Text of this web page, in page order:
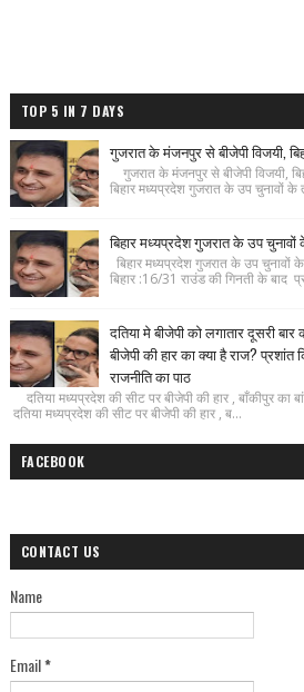
TOP 5 IN 7 DAYS
गुजरात के मंजनपुर से बीजेपी विजयी,
गुजरात के मंजनपुर से बीजेपी विजयी,
बिहार मध्यप्रदेश गुजरात के उप चुनावों
बिहार मध्यप्रदेश गुजरात के उप
बिहार मध्यप्रदेश गुजरात के उप चुनावों
बिहार :16/31 राउंड की गिनती के
दतिया मे बीजेपी को लगातार दूसरी
बीजेपी की हार का क्या है राज? प्रशांत
राजनीति का पाठ
दतिया मध्यप्रदेश की सीट पर बीजेपी की हार , बाँकीपुर का
दतिया मध्यप्रदेश की सीट पर बीजेपी की हार , ब...
FACEBOOK
CONTACT US
Name
Email*